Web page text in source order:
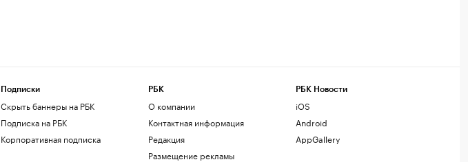
Подписки
Скрыть баннеры на РБК
Подписка на РБК
Корпоративная подписка
РБК
О компании
Контактная информация
Редакция
Размещение рекламы
РБК Новости
iOS
Android
AppGallery